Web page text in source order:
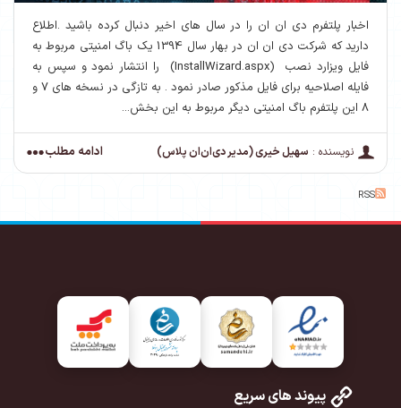
اخبار پلتفرم دی ان ان را در سال های اخیر دنبال کرده باشید .اطلاع
دارید که شرکت دی ان ان در بهار سال 1394 یک باگ امنیتی مربوط به
فایل ویزارد نصب (InstallWizard.aspx) را انتشار نمود و سپس به
فایله اصلاحیه برای فایل مذکور صادر نمود . به تازگی در نسخه های 7 و
8 این پلتفرم باگ امنیتی دیگر مربوط به این بخش...
نویسنده : سهیل خیری (مدیر دی‌ان‌ان پلاس) ادامه مطلب
RSS
پیوند های سریع